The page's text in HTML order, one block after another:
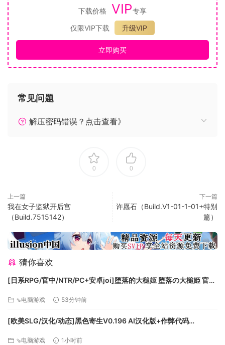
※场景全语音！
的双重享受！请尽情体验妹子们吧！
期货，并可进行各式各样的投资。股息、保证金、手续费、证
但将生冷令人害怕的复杂操作模式简单化，靠着鼠标左点右
点，你也能轻松成为股市大师。
玩股票，最重要的就是不可与趋势做对。游戏中有时间系统，
每一天的趋势都可能会改变，根据大盘数字跳动的节奏，来判
断当前的趋势是涨还是跌，决定要买多还是卖空。
※趣味横生且荒腔走板的逗趣新闻
烂新闻，害你的股票被迫停损！也有可能一个破天荒的大利多
※理财技能协助你在这惊涛汹湧的股海中，找到一盏明灯！
完全凭运气的交易就像纯赌博一样？随着游戏进度，你将陆续
下载价格 VIP专享
仅限VIP下载
升级VIP
立即购买
常见问题
解压密码错误？点击查看》
0 0
上一篇
我在女子监狱开后宫
（Build.7515142）
下一篇
许愿石（Build.V1-01-1-01+特别
篇）
猜你喜欢
[日系RPG/官中/NTR/PC+安卓joi]堕落的大槌姬 堕落の大槌姫 官方
⇘电脑游戏 53分钟前
[欧美SLG/汉化/动态]黑色寄生V0.196 AI汉化版+作弊代码
⇘电脑游戏 1小时前